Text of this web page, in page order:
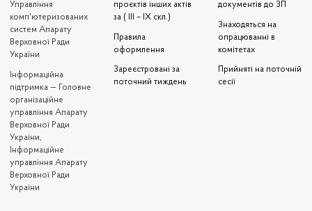
Управління
комп'ютеризованих
систем Апарату
Верховної Ради
України
Iнформаційна
підтримка — Головне
організаційне
управління Апарату
Верховної Ради
України,
Інформаційне
управління Апарату
Верховної Ради
України
проєктів інших актів
за ( III – IX скл.)
Правила
оформлення
Зареєстровані за
поточний тиждень
документів до ЗП
Знаходяться на
опрацюванні в
комітетах
Прийняті на поточній
сесії